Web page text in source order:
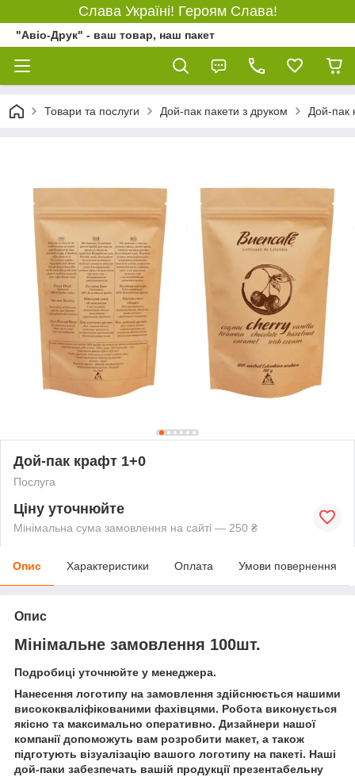
Слава Україні! Героям Слава!
"Авіо-Друк" - ваш товар, наш пакет
Товари та послуги Дой-пак пакети з друком Дой-пак
Дой-пак крафт 1+0
Послуга
Ціну уточнюйте
Мінімальна сума замовлення на сайті — 250 ₴
Опис Характеристики Оплата Умови повернення
Опис
Мінімальне замовлення 100шт.
Подробиці уточнюйте у менеджера.
Нанесення логотипу на замовлення здійснюється нашими
висококваліфікованими фахівцями. Робота виконується
якісно та максимально оперативно. Дизайнери нашої
компанії допоможуть вам розробити макет, а також
підготують візуалізацію вашого логотипу на пакеті. Наші
дой-паки забезпечать вашій продукції презентабельну